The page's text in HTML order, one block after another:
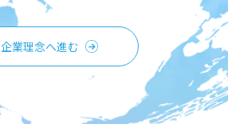
企業理念へ進む